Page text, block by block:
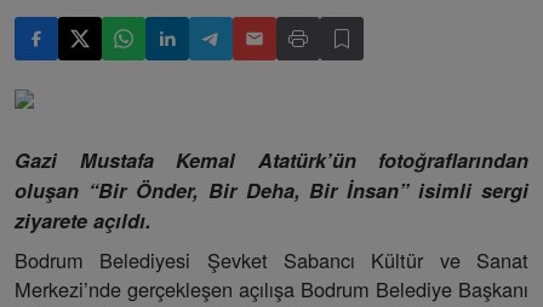
Gazi Mustafa Kemal Atatürk’ün fotoğraflarından
oluşan “Bir Önder, Bir Deha, Bir İnsan” isimli sergi
ziyarete açıldı.
Bodrum Belediyesi Şevket Sabancı Kültür ve Sanat
Merkezi’nde gerçekleşen açılışa Bodrum Belediye Başkanı